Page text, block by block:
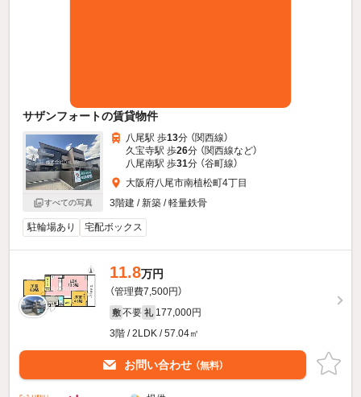
サザンフォートの賃貸物件
すべての写真
八尾駅 歩13分 （関西線）
久宝寺駅 歩26分 （関西線など）
八尾南駅 歩31分 （谷町線）
大阪府八尾市南植松町4丁目
3階建 / 新築 / 軽量鉄骨
駐輪場あり 宅配ボックス
11.8万円
（管理費7,500円）
敷 不要 礼 177,000円
3階 / 2LDK / 57.04㎡
お問い合わせ （無料）